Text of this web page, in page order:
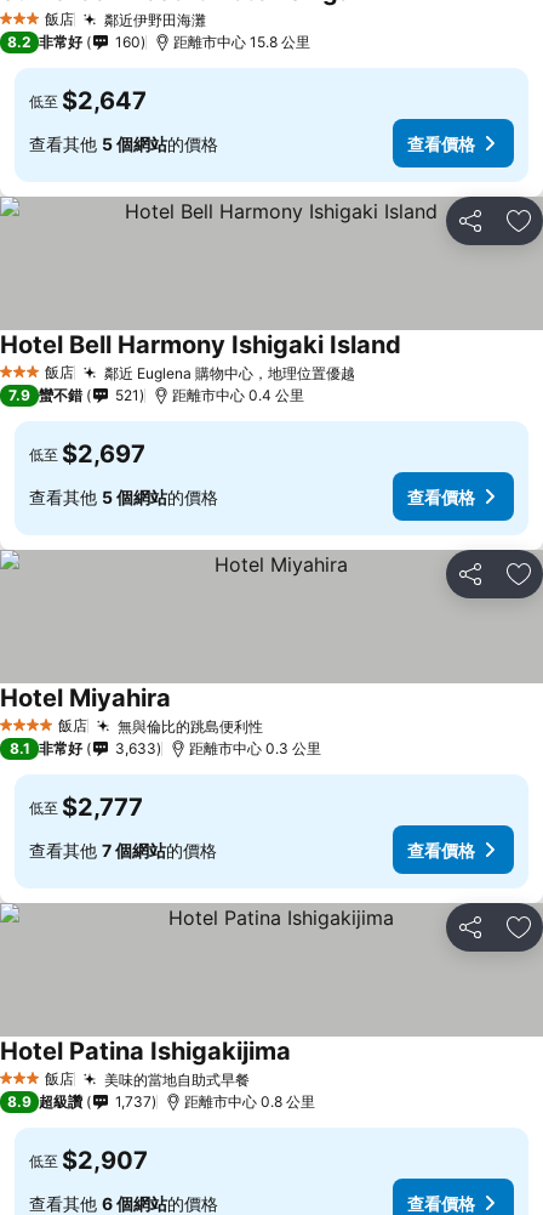
3 星級 飯店 鄰近伊野田海灘
8.2 非常好 160 距離市中心 15.8 公里
低至 $2,647
查看其他 5 個網站的價格 查看價格
分享 加
3 星級 飯店 鄰近 Euglena 購物中心，地理位置優越
Hotel Bell Harmony Ishigaki Island
7.9 蠻不錯 521 距離市中心 0.4 公里
低至 $2,697
查看其他 5 個網站的價格 查看價格
分享 加
4 星級 飯店 無與倫比的跳島便利性
Hotel Miyahira
8.1 非常好 3,633 距離市中心 0.3 公里
低至 $2,777
查看其他 7 個網站的價格 查看價格
分享 加
3 星級 飯店 美味的當地自助式早餐
Hotel Patina Ishigakijima
8.9 超級讚 1,737 距離市中心 0.8 公里
低至 $2,907
查看其他 6 個網站的價格 查看價格